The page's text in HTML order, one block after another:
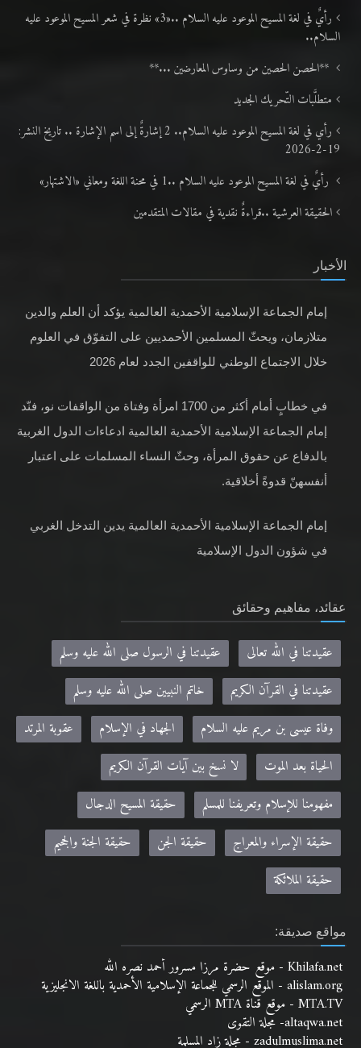
رأيٌ في لغة المسيح الموعود عليه السلام ..«3» نظرة في شعر المسيح الموعود عليه
السلام..
**الحصن الحصين من وساوس المعارضين ...**
متطلَّبات التّحريك الجديد
رأي في لغة المسيح الموعود عليه السلام.. 2 إشارةٌ إلى اسم الإشارة .. تاريخ النشر:
19-2-2026
رأيٌ في لغة المسيح الموعود عليه السلام ..1 في محنة اللغة ومعاني «الاشتهار»
الحقيقة العرشية ..قراءةٌ نقدية في مقالات المتقدمين
الأخبار
إمام الجماعة الإسلامية الأحمدية العالمية يؤكد أن العلم والدين
متلازمان، ويحثّ المسلمين الأحمديين على التفوّق في العلوم
خلال الاجتماع الوطني للواقفين الجدد لعام 2026
في خطابٍ أمام أكثر من 1700 امرأة وفتاة من الواقفات نو، فنّد
إمام الجماعة الإسلامية الأحمدية العالمية ادعاءات الدول الغربية
بالدفاع عن حقوق المرأة، وحثّ النساء المسلمات على اعتبار
أنفسهنّ قدوةً أخلاقية.
إمام الجماعة الإسلامية الأحمدية العالمية يدين التدخل الغربي
في شؤون الدول الإسلامية
عقائد، مفاهيم وحقائق
عقيدتنا في الله تعالى
عقيدتنا في الرسول صلى الله عليه وسلم
عقيدتنا في القرآن الكريم
خاتم النبيين صلى الله عليه وسلم
وفاة عيسى بن مريم عليه السلام
الجهاد في الإسلام
عقوبة المرتد
الحياة بعد الموت
لا نسخ بين آيات القرآن الكريم
مفهومنا للإسلام وتعريفنا للمسلم
حقيقة المسيح الدجال
حقيقة الإسراء والمعراج
حقيقة الجن
حقيقة الجنة والجحيم
حقيقة الملائكة
مواقع صديقة:
Khilafa.net - موقع حضرة مرزا مسرور أحمد نصره الله
alislam.org - الموقع الرسمي للجماعة الإسلامية الأحمدية باللغة الانجليزية
MTA.TV - موقع قناة MTA الرسمي
altaqwa.net- مجلة التقوى
zadulmuslima.net - مجلة زاد المسلمة